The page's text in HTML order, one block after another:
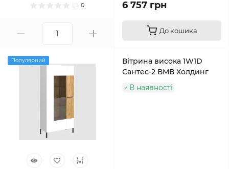
0 6 757 грн
До кошика
Популярний
Вітрина висока 1W1D
Сантес-2 ВМВ Холдинг
В наявності